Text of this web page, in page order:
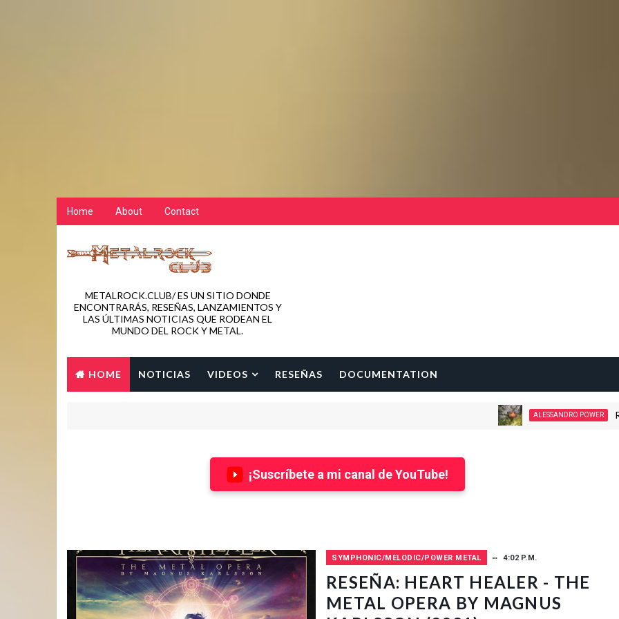
Home About Contact
METALROCK.CLUB/ ES UN SITIO DONDE
ENCONTRARÁS, RESEÑAS, LANZAMIENTOS Y
LAS ÚLTIMAS NOTICIAS QUE RODEAN EL
MUNDO DEL ROCK Y METAL.
HOME NOTICIAS VIDEOS RESEÑAS DOCUMENTATION
ALESSANDRO POWER RESEÑA:
¡Suscríbete a mi canal de YouTube!
SYMPHONIC/MELODIC/POWER METAL 4:02 P.M.
RESEÑA: HEART HEALER - THE
METAL OPERA BY MAGNUS